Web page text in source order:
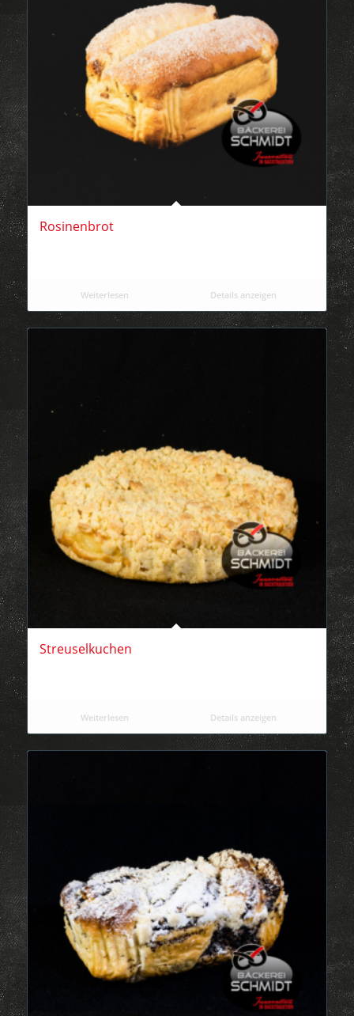
Rosinenbrot
Weiterlesen Details anzeigen
Streuselkuchen
Weiterlesen Details anzeigen